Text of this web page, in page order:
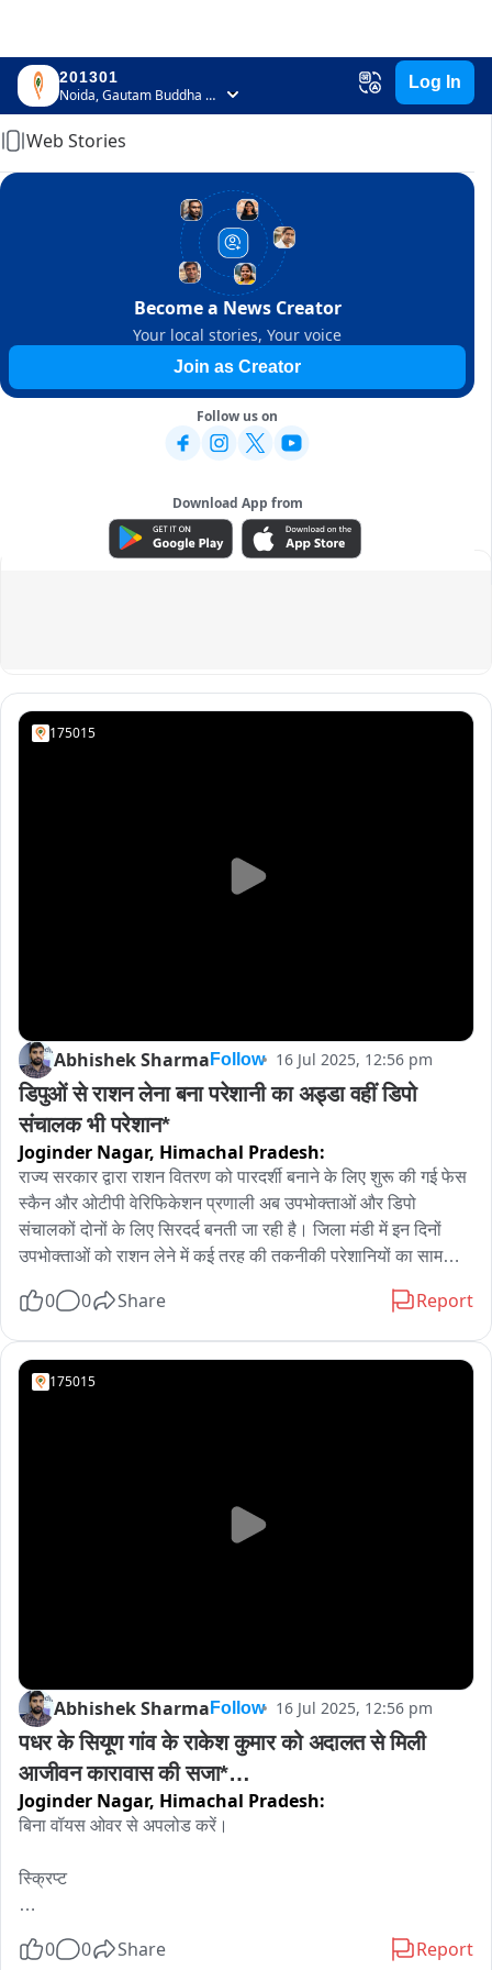
201301
Noida, Gautam Buddha Nagar, Uttar Pradesh
Log In
Home
Web Stories
Become a News Creator
Your local stories, Your voice
Join as Creator
Follow us on
Download App from
ADVERTISEMENT
175015
Abhishek Sharma Follow 16 Jul 2025, 12:56 pm
डिपुओं से राशन लेना बना परेशानी का अड्डा वहीं डिपो
संचालक भी परेशान*
Joginder Nagar, Himachal Pradesh:
राज्य सरकार द्वारा राशन वितरण को पारदर्शी बनाने के लिए शुरू की गई फेस
स्कैन और ओटीपी वेरिफिकेशन प्रणाली अब उपभोक्ताओं और डिपो
संचालकों दोनों के लिए सिरदर्द बनती जा रही है। जिला मंडी में इन दिनों
उपभोक्ताओं को राशन लेने में कई तरह की तकनीकी परेशानियों का सामना
कारण ओटीपी नहीं पहुंच पा रहा, वहीं कई मामलों में परिवार के अन्य सदस्यों
0 0 Share Report
175015
Abhishek Sharma Follow 16 Jul 2025, 12:56 pm
पधर के सियूण गांव के राकेश कुमार को अदालत से मिली
आजीवन कारावास की सजा*
उप जिला न्यायवादी राजीव शर्म
Joginder Nagar, Himachal Pradesh:
बिना वॉयस ओवर से अपलोड करें।
स्क्रिप्ट
की सजा*
0 0 Share Report